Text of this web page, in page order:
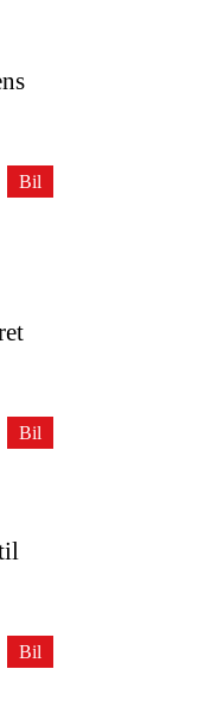
Bil
Bil
Bil